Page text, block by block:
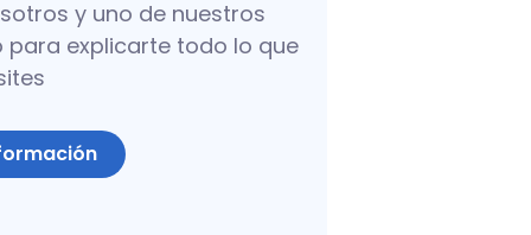
y uno de nuestros
explicarte todo lo que